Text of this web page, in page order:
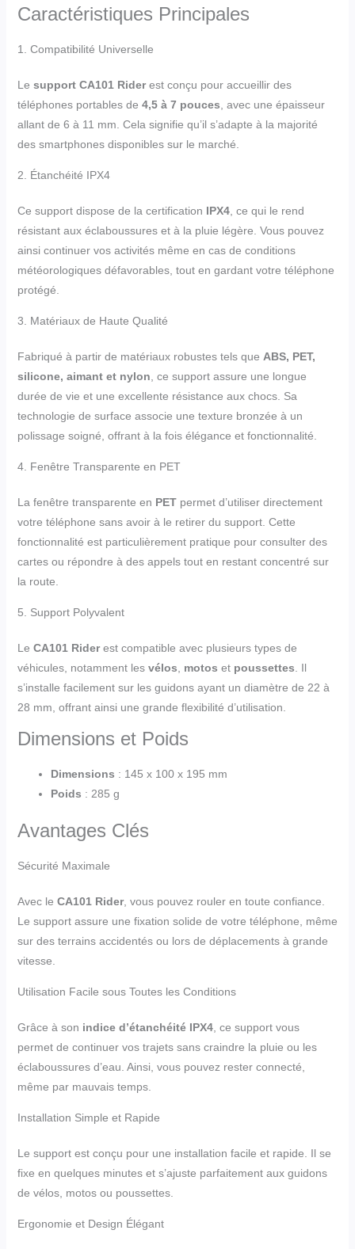
Caractéristiques Principales
1. Compatibilité Universelle
Le support CA101 Riderest conçu pour accueillir des
téléphones portables de 4,5 à 7 pouces , avec une épaisseur
allant de 6 à 11 mm. Cela signifie qu’il s’adapte à la majorité
des smartphones disponibles sur le marché.
2. Étanchéité IPX4
Ce support dispose de la certification IPX4, ce qui le rend
résistant aux éclaboussures et à la pluie légère. Vous pouvez
ainsi continuer vos activités même en cas de conditions
météorologiques défavorables, tout en gardant votre téléphone
protégé.
3. Matériaux de Haute Qualité
Fabriqué à partir de matériaux robustes tels que ABS, PET,
silicone, aimant et nylon , ce support assure une longue
durée de vie et une excellente résistance aux chocs. Sa
technologie de surface associe une texture bronzée à un
polissage soigné, offrant à la fois élégance et fonctionnalité.
4. Fenêtre Transparente en PET
La fenêtre transparente en PETpermet d’utiliser directement
votre téléphone sans avoir à le retirer du support. Cette
fonctionnalité est particulièrement pratique pour consulter des
cartes ou répondre à des appels tout en restant concentré sur
la route.
5. Support Polyvalent
Le CA101 Riderest compatible avec plusieurs types de
véhicules, notamment les vélos motos et poussettes . Il
s’installe facilement sur les guidons ayant un diamètre de 22 à
28 mm, offrant ainsi une grande flexibilité d’utilisation.
Dimensions et Poids
Dimensions : 145 x 100 x 195 mm
Poids : 285 g
Avantages Clés
Sécurité Maximale
Avec le CA101 Rider, vous pouvez rouler en toute confiance.
Le support assure une fixation solide de votre téléphone, même
sur des terrains accidentés ou lors de déplacements à grande
vitesse.
Utilisation Facile sous Toutes les Conditions
Grâce à son indice d’étanchéité IPX4, ce support vous
permet de continuer vos trajets sans craindre la pluie ou les
éclaboussures d’eau. Ainsi, vous pouvez rester connecté,
même par mauvais temps.
Installation Simple et Rapide
Le support est conçu pour une installation facile et rapide. Il se
fixe en quelques minutes et s’ajuste parfaitement aux guidons
de vélos, motos ou poussettes.
Ergonomie et Design Élégant